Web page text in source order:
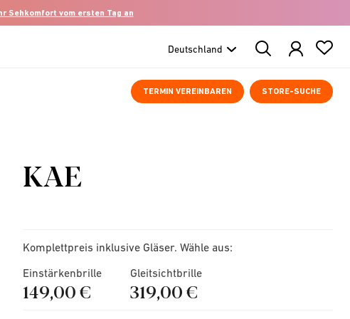
Sehkomfort vom ersten Tag an
Search
Products
TERMIN VEREINBAREN STORE-SUCHE
KAE
Komplettpreis inklusive Gläser. Wähle aus:
Einstärkenbrille
149,00 €
Gleitsichtbrille
319,00 €